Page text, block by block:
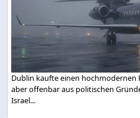
Dublin kaufte einen hochmodernen
aber offenbar aus politischen
Israel...